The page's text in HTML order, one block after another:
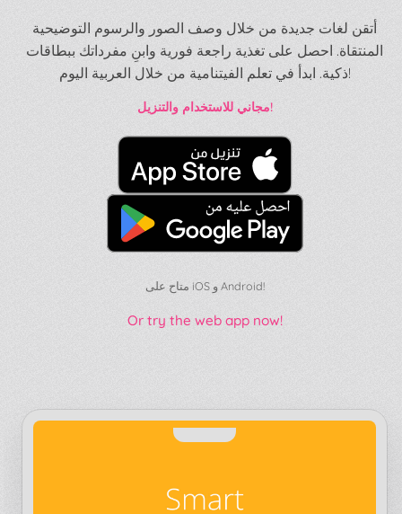
أتقن لغات جديدة من خلال وصف الصور والرسوم التوضيحية
المنتقاة. احصل على تغذية راجعة فورية وابنِ مفرداتك ببطاقات
ذكية. ابدأ في تعلم الفيتنامية من خلال العربية اليوم!
مجاني للاستخدام والتنزيل!
متاح على iOS و Android!
Or try the web app now!